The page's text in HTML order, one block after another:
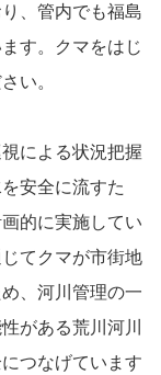
、管内でも福島
す。クマをはじ
い。
による状況把握
安全に流すた
的に実施してい
てクマが市街地
、河川管理の一
がある荒川河川
つなげています